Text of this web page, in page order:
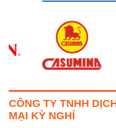
CÔNG TY TNHH
MẠI KỲ NGHỈ